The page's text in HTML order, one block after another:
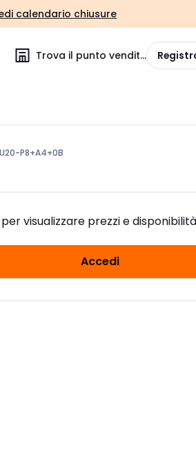
calendario chiusure
Trova il punto vendita
P8+A4+0B
visualizzare prezzi e disponibilità
Accedi